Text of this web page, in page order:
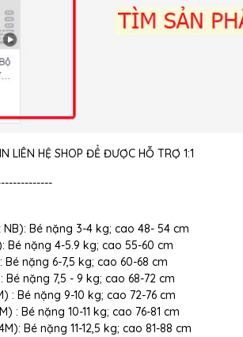
LIÊN HỆ SHOP ĐỂ ĐƯỢC HỖ TRỢ 1:1
Bé nặng 3-4 kg; cao 48- 54 cm
Bé nặng 4-5.9 kg; cao 55-60 cm
Bé nặng 6-7,5 kg; cao 60-68 cm
Bé nặng 7,5 - 9 kg; cao 68-72 cm
: Bé nặng 9-10 kg; cao 72-76 cm
: Bé nặng 10-11 kg; cao 76-81 cm
Bé nặng 11-12,5 kg; cao 81-88 cm